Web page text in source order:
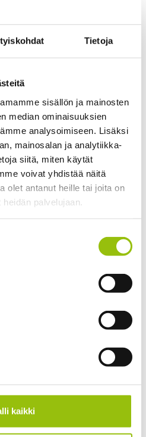
Tietoja
sisällön ja mainosten
median ominaisuuksien
analysoimiseen. Lisäksi
mainosalan ja analytiikka-
siitä, miten käytät
voivat yhdistää näitä
olet antanut heille tai joita on
palvelujaan.
kaikki
että siihen muuhun
opintojen
kanssa ja mielellään
taustoja
Vapaamuotoiset
kesken antaisivat
paremmin ja verkostoitua.
ryhmä ja
kokemusta taustalla.
ja voisin sitten itsekin
jos opinnoissa syntyisi